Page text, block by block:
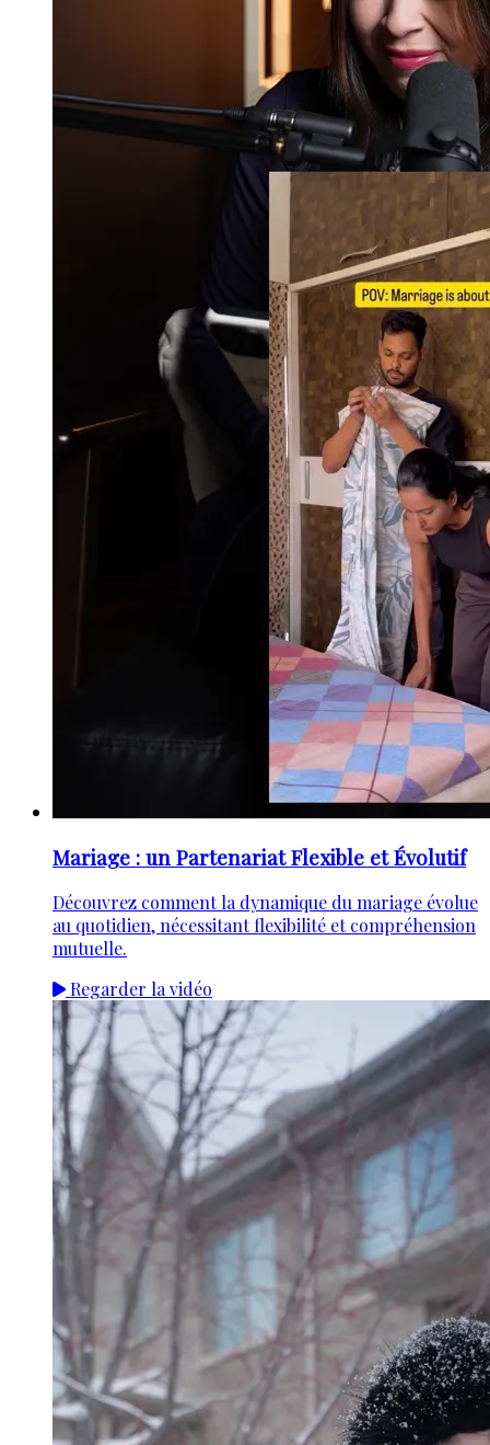
Mariage : un Partenariat Flexible et Évolutif
Découvrez comment la dynamique du mariage évolue
au quotidien, nécessitant flexibilité et compréhension
mutuelle.
Regarder la vidéo